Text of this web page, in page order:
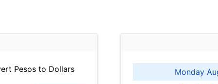
Pesos to Dollars
Monday